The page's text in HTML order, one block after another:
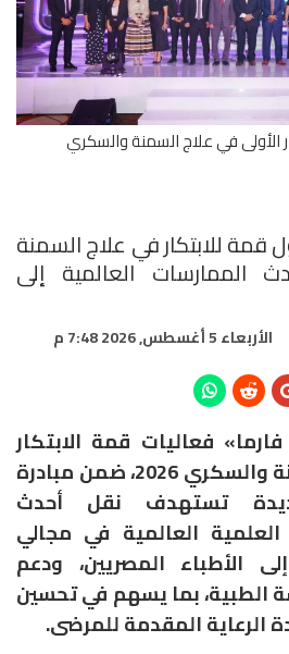
الأولى في علاج السمنة والسكري
قمة للابتكار في علاج السمنة
الممارسات العالمية إلى
الأربعاء 5 أغسطس, 2026 7:48 م
فعاليات قمة الابتكار
الأولى في علاج السمنة والسكري 2026، ضمن مبادرة
تستهدف نقل أحدث
العالمية في مجالي
الأطباء المصريين، ودعم
الطبية، بما يسهم في تحسين
الرعاية المقدمة للمرضى.